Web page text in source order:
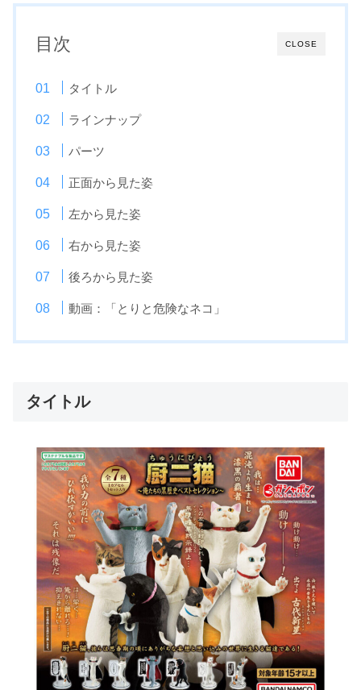
CLOSE
目次
タイトル
ラインナップ
パーツ
正面から見た姿
左から見た姿
右から見た姿
後ろから見た姿
動画：「とりと危険なネコ」
タイトル